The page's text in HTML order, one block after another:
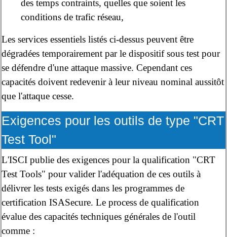
des temps contraints, quelles que soient les
conditions de trafic réseau,
Les services essentiels listés ci-dessus peuvent être
dégradées temporairement par le dispositif sous test pour
se défendre d'une attaque massive. Cependant ces
capacités doivent redevenir à leur niveau nominal aussitôt
que l'attaque cesse.
Exigences pour les outils de type "CRT
Test Tool"
L'ISCI publie des exigences pour la qualification "CRT
Test Tools" pour valider l'adéquation de ces outils à
délivrer les tests exigés dans les programmes de
certification ISASecure. Le process de qualification
évalue des capacités techniques générales de l'outil
comme :